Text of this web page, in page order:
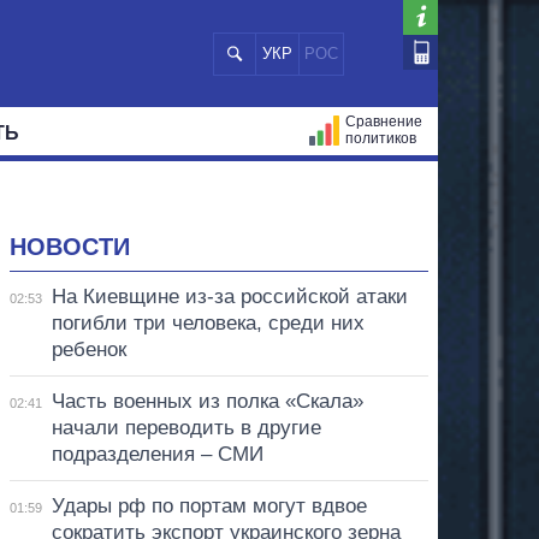
УКР РОС
Сравнение
политиков
НОВОСТИ
02:53
На Киевщине из-за российской атаки
погибли три человека, среди них
ребенок
02:41
Часть военных из полка «Скала»
начали переводить в другие
подразделения – СМИ
01:59
Удары рф по портам могут вдвое
сократить экспорт украинского зерна